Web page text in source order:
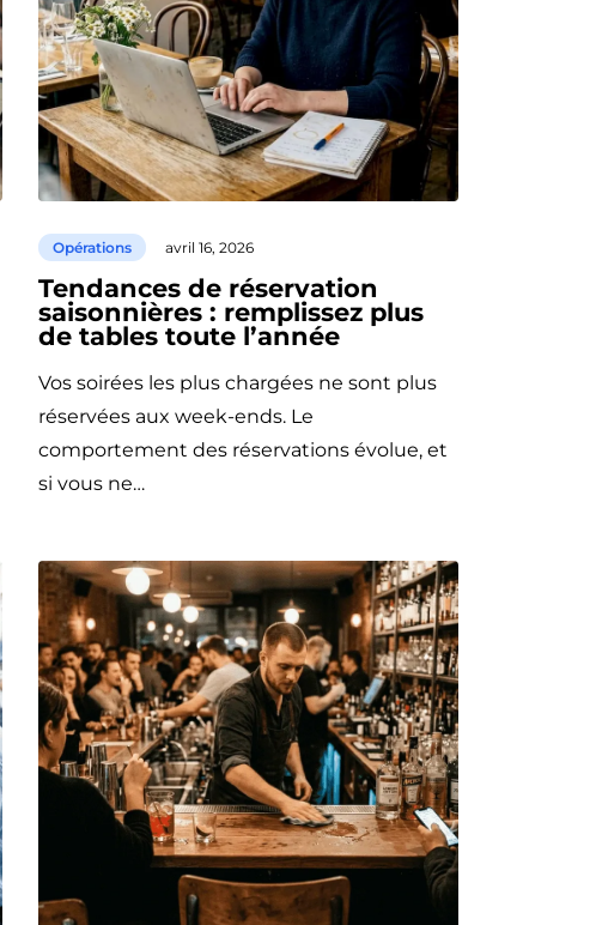
Opérations avril 16, 2026
Tendances de réservation
saisonnières : remplissez plus
de tables toute l’année
Vos soirées les plus chargées ne sont plus
réservées aux week-ends. Le
comportement des réservations évolue, et
si vous ne…